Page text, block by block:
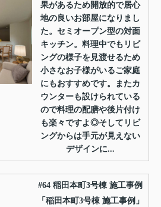
果があるため開放的で居心
地の良いお部屋になりまし
た。セミオープン型の対面
キッチン。料理中でもリビ
ングの様子を見渡せるため
小さなお子様がいるご家庭
にもおすすめです。またカ
ウンターも設けられている
ので料理の配膳や後片付け
も楽々ですよ◎そしてリビ
ングからは手元が見えない
デザインに...
#64 稲田本町3号棟 施工事例
「稲田本町3号棟 施工事例」